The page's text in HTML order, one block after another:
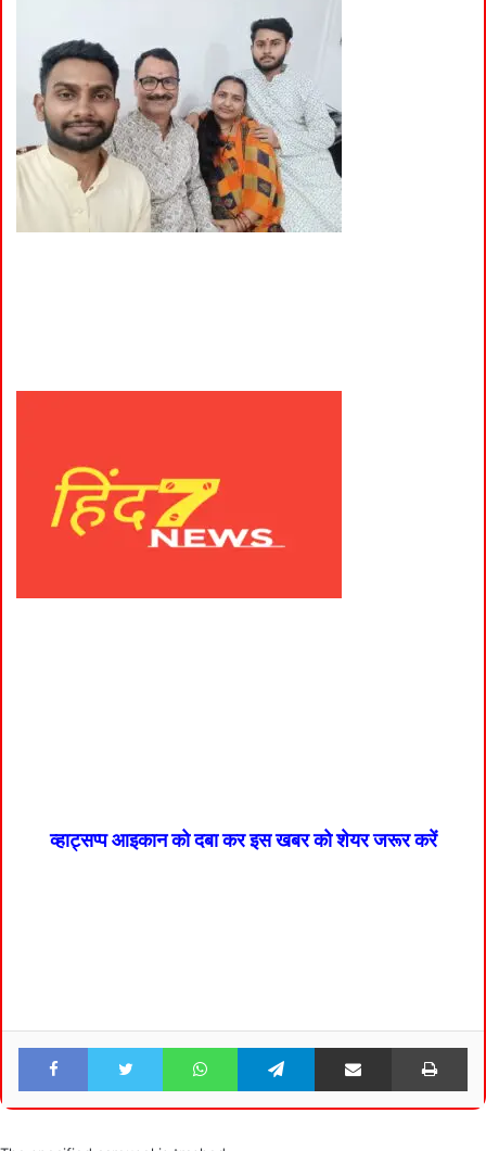
व्हाट्सप्प आइकान को दबा कर इस खबर को शेयर जरूर करें
Facebook Twitter WhatsApp Telegram Share via Email